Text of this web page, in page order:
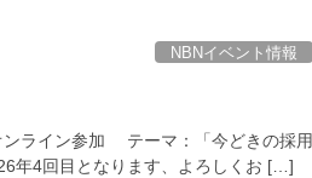
NBNイベント情報
ンライン参加 テーマ：「今どきの採用
年4回目となります、よろしくお […]